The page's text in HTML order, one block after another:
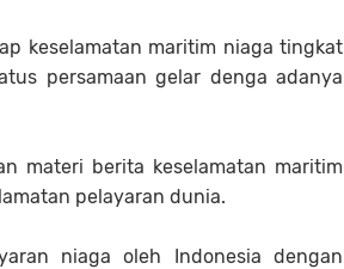
keselamatan maritim niaga tingkat
persamaan gelar denga adanya
materi berita keselamatan maritim
pelayaran dunia.
niaga oleh Indonesia dengan